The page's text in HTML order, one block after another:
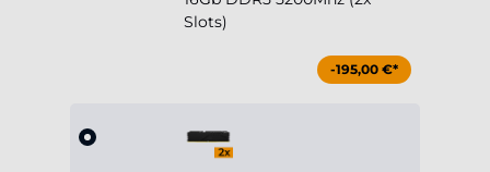
Slots)
-195,00 €*